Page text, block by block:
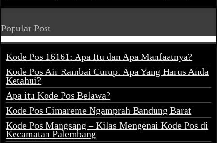
Popular Post
Kode Pos 16161: Apa Itu dan Apa Manfaatnya?
Kode Pos Air Rambai Curup: Apa Yang Harus Anda
Ketahui?
Apa itu Kode Pos Belawa?
Kode Pos Cimareme Ngamprah Bandung Barat
Kode Pos Mangsang – Kilas Mengenai Kode Pos di
Kecamatan Palembang